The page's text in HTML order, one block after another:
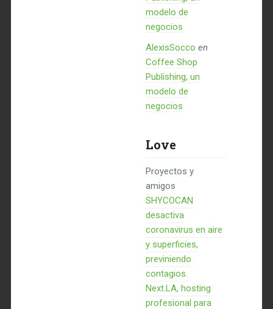
modelo de
negocios
AlexisSocco en
Coffee Shop
Publishing, un
modelo de
negocios
Love
Proyectos y
amigos
SHYCOCAN
desactiva
coronavirus en aire
y superficies,
previniendo
contagios.
Next.LA, hosting
profesional para